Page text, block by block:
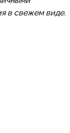
в свежем виде.